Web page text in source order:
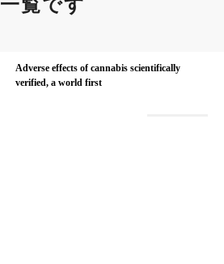
一覧です
Adverse effects of cannabis scientifically
verified, a world first